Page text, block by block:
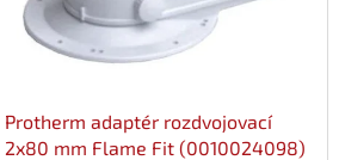
Protherm adaptér rozdvojovací
2x80 mm Flame Fit (0010024098)